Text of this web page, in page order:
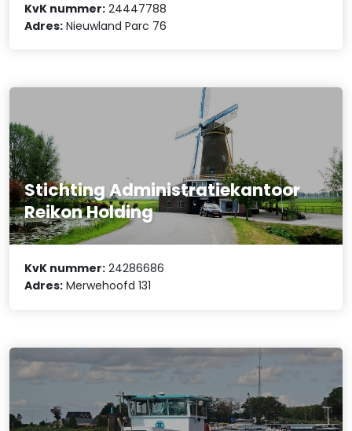
KvK nummer: 24447788
Adres: Nieuwland Parc 76
Stichting Administratiekantoor
Reikon Holding
KvK nummer: 24286686
Adres: Merwehoofd 131